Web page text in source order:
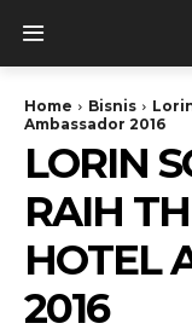
Home Bisnis
Ambassador 2016
LORIN
RAIH
HOTEL
2016